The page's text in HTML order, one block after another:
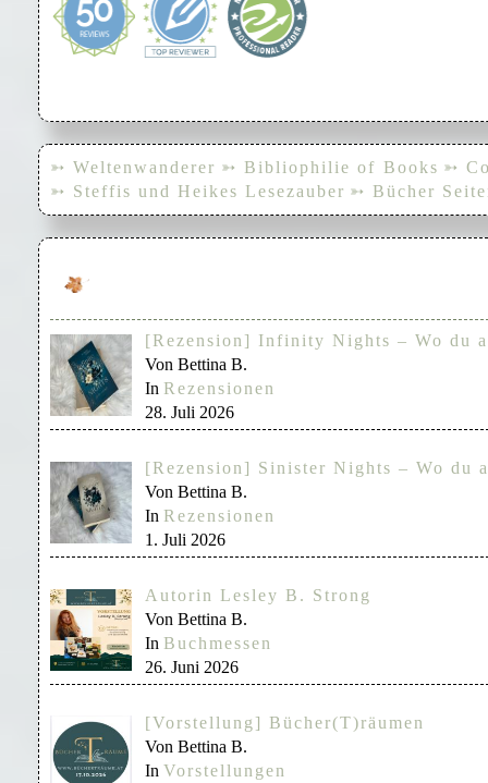
➳ Weltenwanderer ➳ Bibliophilie of Books ➳
➳ Steffis und Heikes Lesezauber ➳ Bücher
[Rezension] Infinity Nights – Wo du
Von Bettina B.
In Rezensionen
28. Juli 2026
[Rezension] Sinister Nights – Wo du
Von Bettina B.
In Rezensionen
1. Juli 2026
Autorin Lesley B. Strong
Von Bettina B.
In Buchmessen
26. Juni 2026
[Vorstellung] Bücher(T)räumen
Von Bettina B.
In Vorstellungen